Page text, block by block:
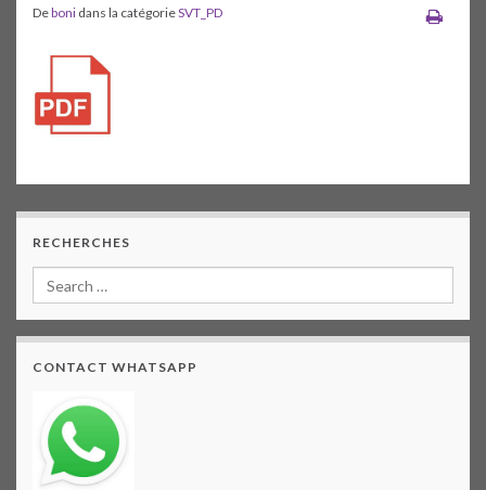
Deboni dans la catégorieSVT_PD
RECHERCHES
CONTACT WHATSAPP